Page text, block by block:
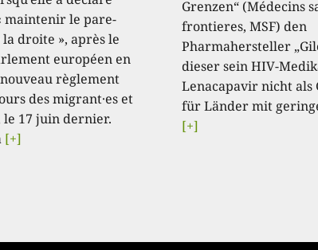
maintenir le pare-
droite », après le
européen en
règlement
des migrant·es et
le 17 juin dernier.
[+]
Grenzen“ (Médecins
frontieres, MSF) den
Pharmahersteller
dieser sein HIV-
Lenacapavir nicht als
für Länder mit
[+]